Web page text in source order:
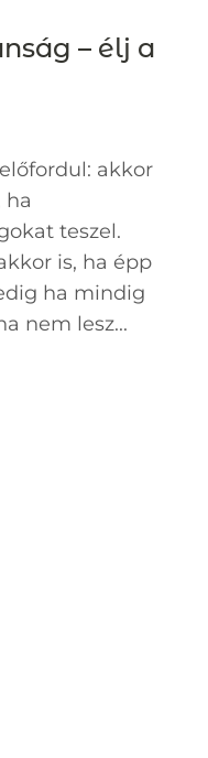
– élj a
akkor
ha
teszel.
is, ha épp
ha mindig
nem lesz...